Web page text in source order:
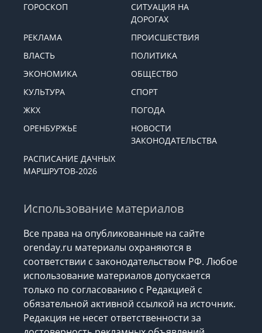
ГОРОСКОП
СИТУАЦИЯ НА
ДОРОГАХ
РЕКЛАМА
ПРОИСШЕСТВИЯ
ВЛАСТЬ
ПОЛИТИКА
ЭКОНОМИКА
ОБЩЕСТВО
КУЛЬТУРА
СПОРТ
ЖКХ
ПОГОДА
ОРЕНБУРЖЬЕ
НОВОСТИ
ЗАКОНОДАТЕЛЬСТВА
РАСПИСАНИЕ ДАЧНЫХ
МАРШРУТОВ-2026
Использование материалов
Все права на опубликованные на сайте
orenday.ru материалы охраняются в
соответствии с законодательством РФ. Любое
использование материалов допускается
только по согласованию с Редакцией с
обязательной активной ссылкой на источник.
Редакция не несет ответственности за